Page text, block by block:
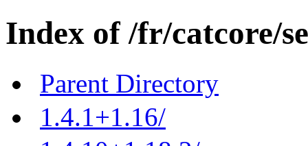
Index of /fr/catcore/
Parent Directory
1.4.1+1.16/